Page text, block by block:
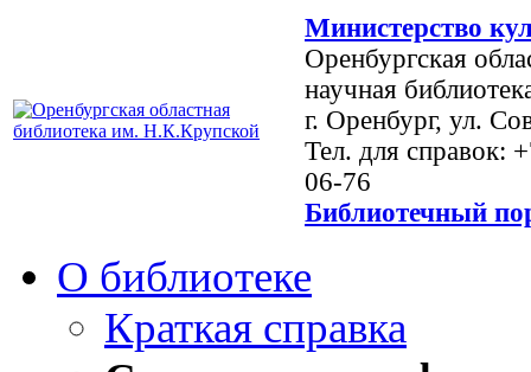
Министерство
Оренбургская
научная
г. Оренбург, ул.
Тел. для справок:
06-76
Библиотечный
О библиотеке
Краткая справка